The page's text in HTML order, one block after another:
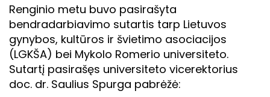
Renginio metu buvo pasirašyta
bendradarbiavimo sutartis tarp Lietuvos
gynybos, kultūros ir švietimo asociacijos
(LGKŠA) bei Mykolo Romerio universiteto.
Sutartį pasirašęs universiteto vicerektorius
doc. dr. Saulius Spurga pabrėžė: